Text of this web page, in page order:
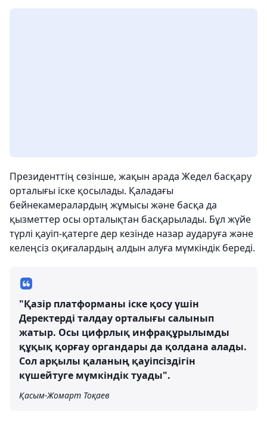
Президенттің сөзінше, жақын арада Жедел басқару
орталығы іске қосылады. Қаладағы
бейнекамералардың жұмысы және басқа да
қызметтер осы орталықтан басқарылады. Бұл жүйе
түрлі қауіп-қатерге дер кезінде назар аударуға және
келеңсіз оқиғалардың алдын алуға мүмкіндік береді.
"Қазір платформаны іске қосу үшін
Деректерді талдау орталығы салынып
жатыр. Осы цифрлық инфрақұрылымды
құқық қорғау органдары да қолдана алады.
Сол арқылы қаланың қауіпсіздігін
күшейтуге мүмкіндік туады".
Қасым-Жомарт Тоқаев